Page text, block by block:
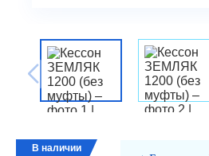
В наличии